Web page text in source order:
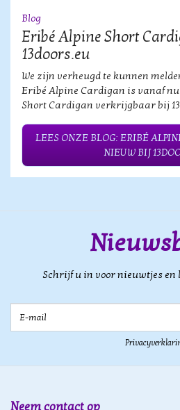
Blog
Eribé Alpine Short
13doors.eu
We zijn verheugd te kunnen
Eribé Alpine Cardigan is vanaf nu
Short Cardigan verkrijgbaar bij
LEES ONZE BLOG: ERIBÉ
NIEUW BIJ
Schrijf u in voor nieuwtjes en
Neem contact op